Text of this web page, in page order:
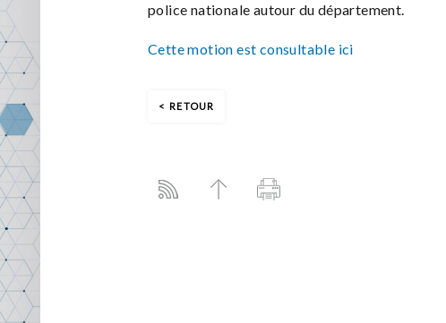
police nationale autour du département.
Cette motion est consultable ici
RETOUR